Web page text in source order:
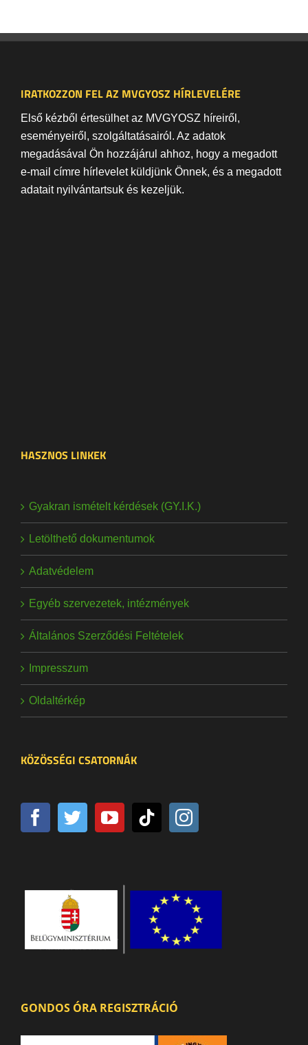
IRATKOZZON FEL AZ MVGYOSZ HÍRLEVELÉRE
Első kézből értesülhet az MVGYOSZ híreiről,
eseményeiről, szolgáltatásairól. Az adatok
megadásával Ön hozzájárul ahhoz, hogy a megadott
e-mail címre hírlevelet küldjünk Önnek, és a megadott
adatait nyilvántartsuk és kezeljük.
HASZNOS LINKEK
Gyakran ismételt kérdések (GY.I.K.)
Letölthető dokumentumok
Adatvédelem
Egyéb szervezetek, intézmények
Általános Szerződési Feltételek
Impresszum
Oldaltérkép
KÖZÖSSÉGI CSATORNÁK
GONDOS ÓRA REGISZTRÁCIÓ